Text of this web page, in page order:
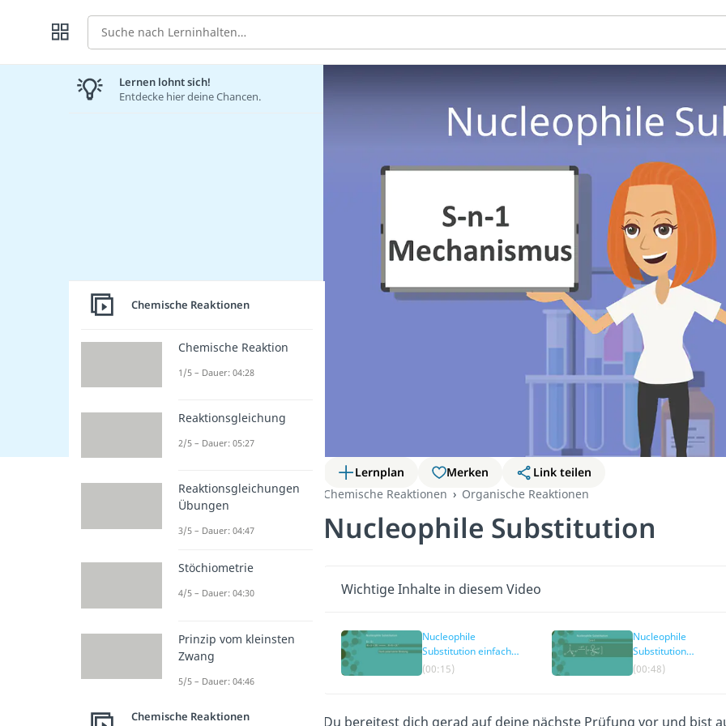
Suche
Lernplan Merken
Link teilen
Chemische Reaktionen
Organische Reaktionen
Nucleophile Substitution
Wichtige Inhalte in diesem Video
Nucleophile
Substitution einfach
erklärt
(00:15)
Nucleophile
Substitution
Mechanismen
(00:48)
Du bereitest dich gerad auf deine nächste Prüfung vor und bist
Lernen lohnt sich!
Entdecke hier deine Chancen.
Chemische Reaktionen
Chemische Reaktion
1/5 – Dauer: 04:28
Reaktionsgleichung
2/5 – Dauer: 05:27
Reaktionsgleichungen
Übungen
3/5 – Dauer: 04:47
Stöchiometrie
4/5 – Dauer: 04:30
Prinzip vom kleinsten
Zwang
5/5 – Dauer: 04:46
Chemische Reaktionen